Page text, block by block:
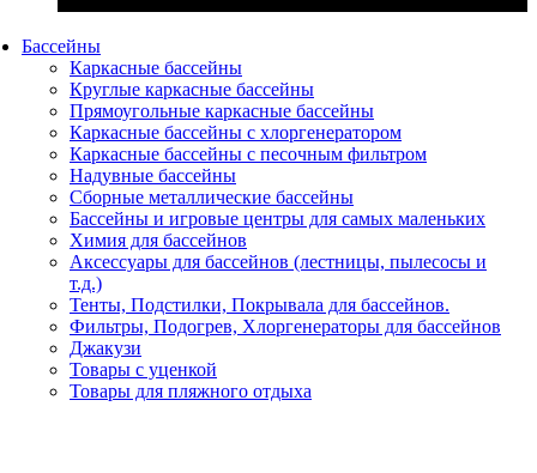
Бассейны
Каркасные бассейны
Круглые каркасные бассейны
Прямоугольные каркасные бассейны
Каркасные бассейны с хлоргенератором
Каркасные бассейны с песочным фильтром
Надувные бассейны
Сборные металлические бассейны
Бассейны и игровые центры для самых маленьких
Химия для бассейнов
Аксессуары для бассейнов (лестницы, пылесосы и
т.д.)
Тенты, Подстилки, Покрывала для бассейнов.
Фильтры, Подогрев, Хлоргенераторы для бассейнов
Джакузи
Товары с уценкой
Товары для пляжного отдыха